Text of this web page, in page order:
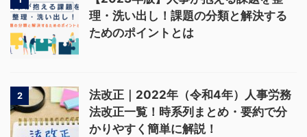
理・洗い出し！課題の分類と解決する
ためのポイントとは
2
法改正｜2022年（令和4年）人事労務
法改正一覧！時系列まとめ・要約で分
かりやすく簡単に解説！